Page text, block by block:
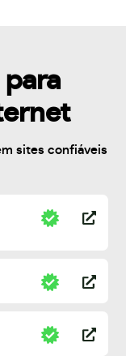
sites confiáveis